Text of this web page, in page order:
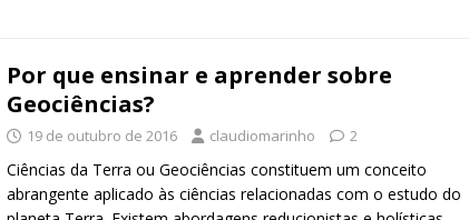
b
o
o
k
d
o
n
l e
Por que ensinar e aprender sobre
Geociências?
19 de outubro de 2016 claudiomarinho 2
Ciências da Terra ou Geociências constituem um conceito
abrangente aplicado às ciências relacionadas com o estudo do